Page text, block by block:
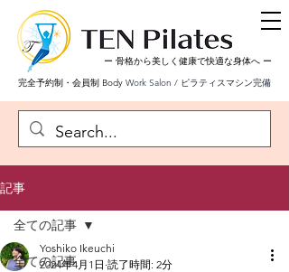
ー 骨格から美しく健康で快適な身体へ ー
完全予約制・会員制 Body Work Salon / ピラティスマシン完備
記事
全ての記事
全ての記事
Yoshiko Ikeuchi
2024年4月1日 読了時間: 2分